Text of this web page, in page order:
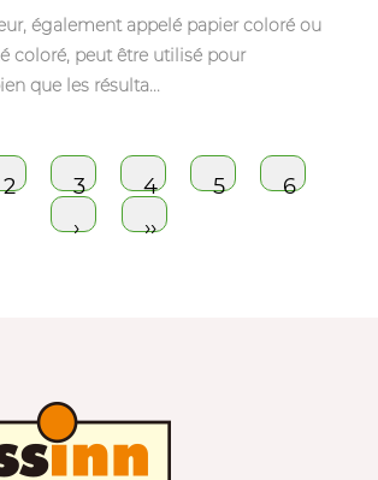
également appelé papier coloré ou
coloré, peut être utilisé pour
que les résulta...
2 3 4 5
6
›
››